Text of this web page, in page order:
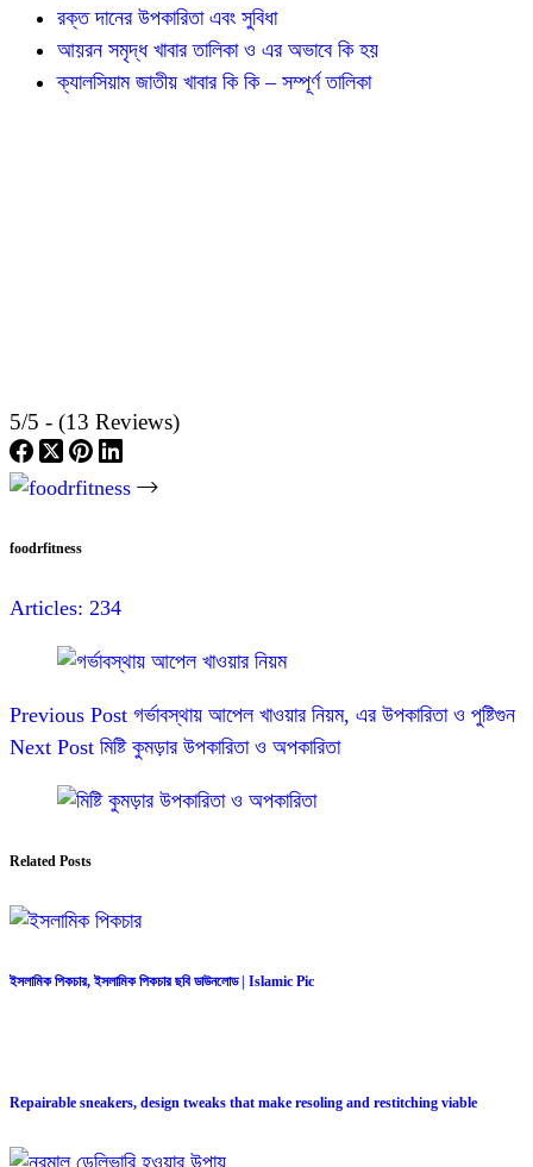
রক্ত দানের উপকারিতা এবং সুবিধা
আয়রন সমৃদ্ধ খাবার তালিকা ও এর অভাবে কি হয়
ক্যালসিয়াম জাতীয় খাবার কি কি – সম্পূর্ণ তালিকা
5/5 - (13 Reviews)
foodrfitness
Articles: 234
Previous Post গর্ভাবস্থায় আপেল খাওয়ার নিয়ম, এর উপকারিতা ও পুষ্টিগুন
Next Post মিষ্টি কুমড়ার উপকারিতা ও অপকারিতা
Related Posts
ইসলামিক পিকচার, ইসলামিক পিকচার ছবি ডাউনলোড | Islamic Pic
Repairable sneakers, design tweaks that make resoling and restitching viable